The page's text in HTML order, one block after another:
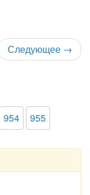
Следующее →
954 955